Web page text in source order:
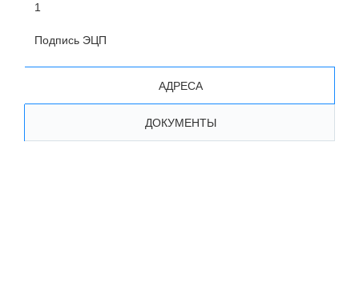
1
Подпись ЭЦП
АДРЕСА
ДОКУМЕНТЫ